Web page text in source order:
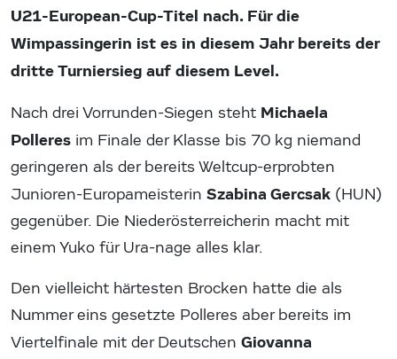
U21-European-Cup-Titel nach. Für die
Wimpassingerin ist es in diesem Jahr bereits der
dritte Turniersieg auf diesem Level.
Nach drei Vorrunden-Siegen steht Michaela
Polleres im Finale der Klasse bis 70 kg niemand
geringeren als der bereits Weltcup-erprobten
Junioren-Europameisterin Szabina Gercsak (HUN)
gegenüber. Die Niederösterreicherin macht mit
einem Yuko für Ura-nage alles klar.
Den vielleicht härtesten Brocken hatte die als
Nummer eins gesetzte Polleres aber bereits im
Viertelfinale mit der Deutschen Giovanna